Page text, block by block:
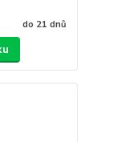
do 21 dnů